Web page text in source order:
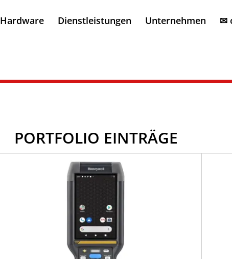
Hardware Dienstleistungen Unternehmen ✉
PORTFOLIO EINTRÄGE